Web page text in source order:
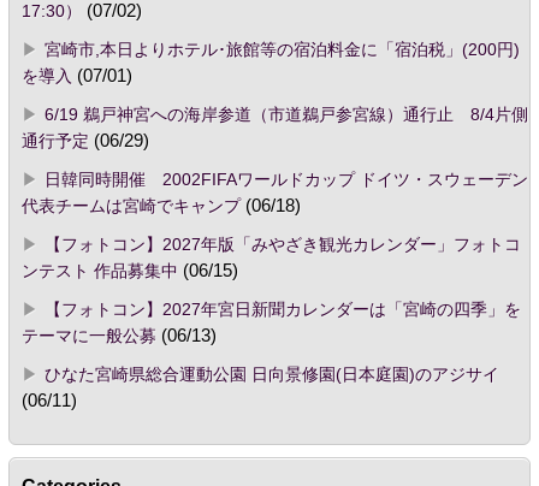
17:30）
(07/02)
宮崎市,本日よりホテル･旅館等の宿泊料金に「宿泊税」(200円)
を導入 (07/01)
6/19 鵜戸神宮への海岸参道（市道鵜戸参宮線）通行止 8/4片側
通行予定 (06/29)
日韓同時開催 2002FIFAワールドカップ ドイツ・スウェーデン
代表チームは宮崎でキャンプ(06/18)
【フォトコン】2027年版「みやざき観光カレンダー」フォトコ
ンテスト 作品募集中 (06/15)
【フォトコン】2027年宮日新聞カレンダーは「宮崎の四季」を
テーマに一般公募 (06/13)
ひなた宮崎県総合運動公園 日向景修園(日本庭園)のアジサイ
(06/11)